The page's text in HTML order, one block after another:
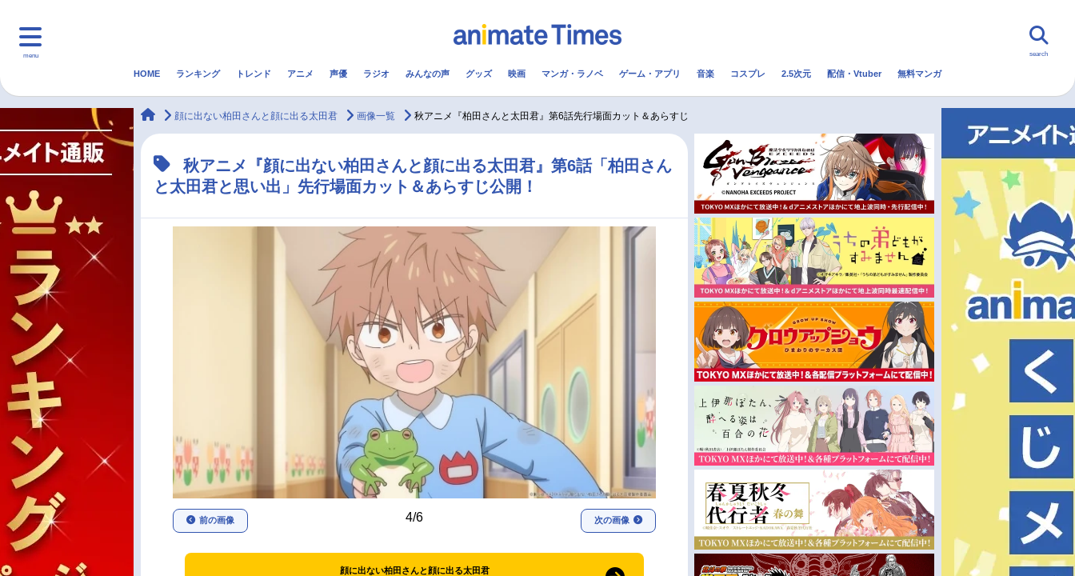
menu
マンガ・ラノベ ゲーム・アプリ 音楽 コスプレ 2.5次元 配信・Vtuber トレンド 無料マンガ
アニメ記事一覧
声優記事一覧
実写化映画一覧
男性声優/女性声優一覧
今期アニメ曜日別一覧
春アニメ
秋アニメ
冬アニメ
FOLLOW US
search
HOME ランキング トレンド アニメ 声優 ラジオ みんなの声 グッズ 映画 マンガ・ラノベ ゲーム・アプリ 音楽 コスプレ 2.5次元 配信・Vtuber 無料マンガ
animateTimes
顔に出ない柏田さんと顔に出る太田君 画像一覧 秋アニメ『柏田さんと太田君』第6話先行場面カット＆あらすじ
秋アニメ『顔に出ない柏田さんと顔に出る太田君』第6話「柏田さん
と太田君と思い出」先行場面カット＆あらすじ公開！
4/6
前の画像 次の画像
顔に出ない柏田さんと顔に出る太田君